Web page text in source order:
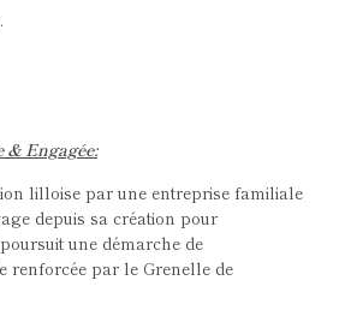
Engagée:
lilloise par une entreprise familiale
depuis sa création pour
une démarche de
renforcée par le Grenelle de